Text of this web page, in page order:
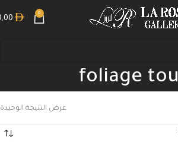
0
foliage
عرض النتيجة الوحيدة